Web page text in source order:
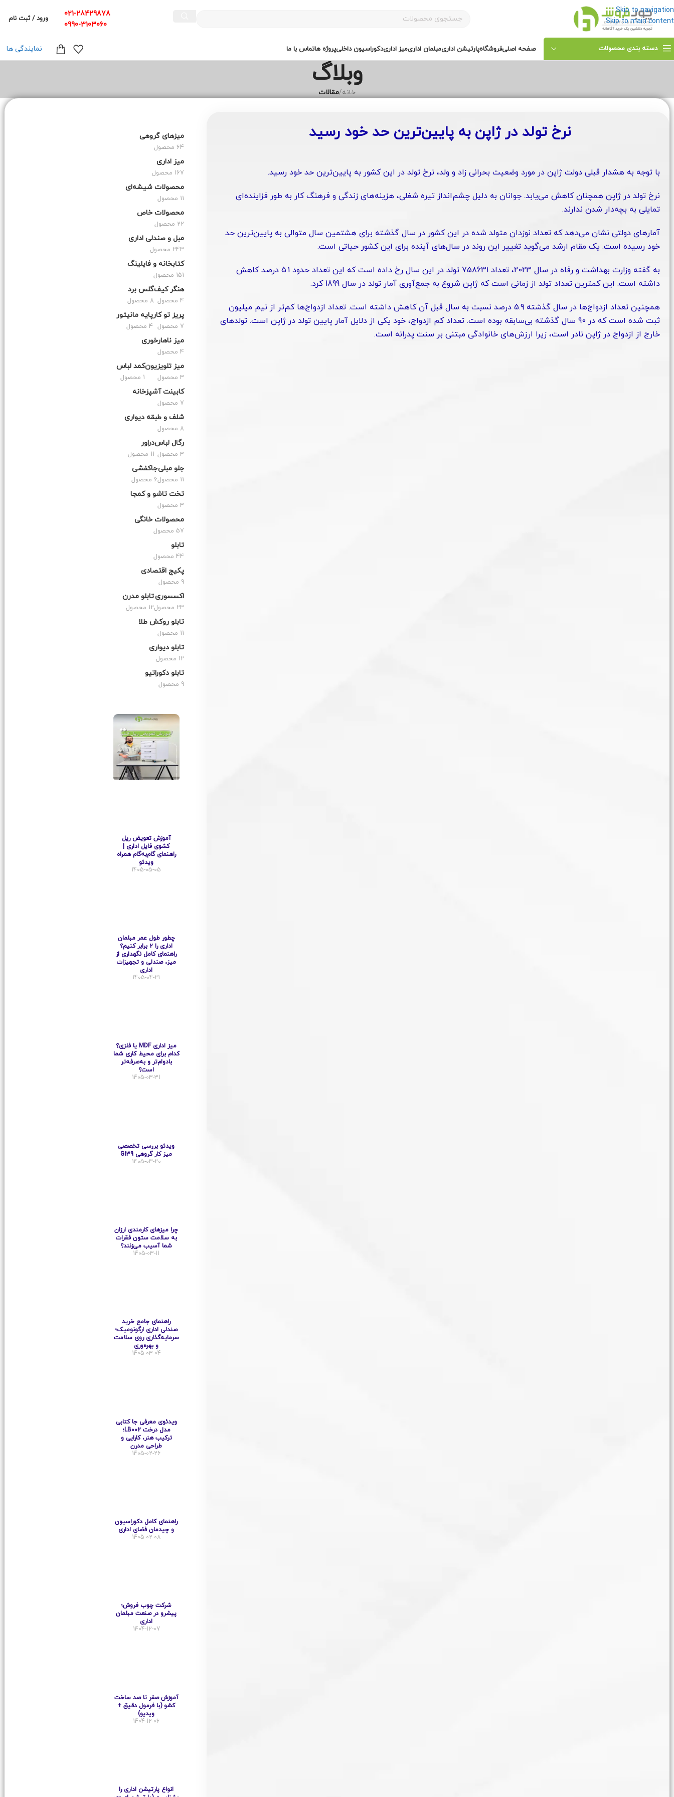
Skip to navigation
Skip to main content
021-28429878
0990-3103060
ورود / ثبت نام
دسته بندی محصولات صفحه اصلیفروشگاهپارتیشن اداریمبلمان اداریمیز اداریدکوراسیون داخلیپروژه هاتماس با ما نمایندگی ها
وبلاگ
خانه/مقالات
نرخ تولد در ژاپن به پایین‌ترین حد خود رسید
با توجه به هشدار قبلی دولت ژاپن در مورد وضعیت بحرانی زاد و ولد، نرخ تولد در این کشور به پایین‌ترین حد خود رسید.
نرخ تولد در ژاپن همچنان کاهش می‌یابد. جوانان به دلیل چشم‌انداز تیره شغلی، هزینه‌های زندگی و فرهنگ کار به طور فزاینده‌ای
تمایلی به بچه‌دار شدن ندارند.
آمارهای دولتی نشان می‌دهد که تعداد نوزدان متولد شده در این کشور در سال گذشته برای هشتمین سال متوالی به پایین‌ترین حد
خود رسیده است. یک مقام ارشد می‌گوید تغییر این روند در سال‌های آینده برای این کشور حیاتی است.
به گفته‌ وزارت بهداشت و رفاه در سال 2023، تعداد 758631 تولد در این سال رخ داده است که این تعداد حدود 5.1 درصد کاهش
داشته است. این کمترین تعداد تولد از زمانی است که ژاپن شروع به جمع‌آوری آمار تولد در سال 1899 کرد.
همچنین تعداد ازدواج‌ها در سال گذشته 5.9 درصد نسبت به سال قبل آن کاهش داشته است. تعداد ازدواج‌ها کم‌تر از نیم میلیون
ثبت شده است که در 90 سال گذشته بی‌سابقه بوده است. تعداد کم ازدواج، خود یکی از دلایل آمار پایین تولد در ژاپن است. تولدهای
خارج از ازدواج در ژاپن نادر است، زیرا ارزش‌های خانوادگی مبتنی بر سنت پدرانه است.
میزهای گروهی
64 محصول
میز اداری
167 محصول
محصولات شیشه‌ای
11 محصول
محصولات خاص
22 محصول
مبل و صندلی اداری
243 محصول
کتابخانه و فایلینگ
151 محصول
هنگر کیف
4 محصول
گلس برد
8 محصول
پریز تو کار
7 محصول
پایه مانیتور
4 محصول
میز ناهارخوری
4 محصول
میز تلویزیون
3 محصول
کمد لباس
1 محصول
کابینت آشپزخانه
7 محصول
شلف و طبقه دیواری
8 محصول
رگال لباس
3 محصول
دراور
11 محصول
جلو مبلی
11 محصول
جاکفشی
6 محصول
تخت تاشو و کمجا
3 محصول
محصولات خانگی
57 محصول
تابلو
44 محصول
پکیج اقتصادی
9 محصول
اکسسوری
23 محصول
تابلو مدرن
12 محصول
تابلو روکش طلا
11 محصول
تابلو دیواری
12 محصول
تابلو دکوراتیو
9 محصول
آموزش تعویض ریل
کشوی فایل اداری |
راهنمای گام‌به‌گام همراه
ویدئو
1405-05-05
چطور طول عمر مبلمان
اداری را ۲ برابر کنیم؟
راهنمای کامل نگهداری از
میز، صندلی و تجهیزات
اداری
1405-04-21
میز اداری MDF یا فلزی؟
کدام برای محیط کاری شما
بادوام‌تر و به‌صرفه‌تر
است؟
1405-03-31
ویدئو بررسی تخصصی
میز کار گروهی G139
1405-03-20
چرا میزهای کارمندی ارزان
به سلامت ستون فقرات
شما آسیب می‌زنند؟
1405-03-11
راهنمای جامع خرید
صندلی اداری ارگونومیک؛
سرمایه‌گذاری روی سلامت
و بهره‌وری
1405-03-04
ویدئوی معرفی جا کتابی
مدل درخت LB002؛
ترکیب هنر، کارایی و
طراحی مدرن
1405-02-26
راهنمای کامل دکوراسیون
و چیدمان فضای اداری
1405-02-08
شرکت چوب فروش؛
پیشرو در صنعت مبلمان
اداری
1404-12-07
آموزش صفر تا صد ساخت
کشو (با فرمول دقیق +
ویدیو)
1404-12-06
انواع پارتیشن اداری را